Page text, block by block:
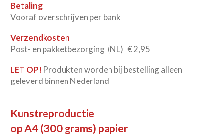
Betaling
Vooraf overschrijven per bank
Verzendkosten
Post- en pakketbezorging (NL) € 2,95
LET OP! Produkten worden bij bestelling alleen
geleverd binnen Nederland
Kunstreproductie
op A4 (300 grams) papier